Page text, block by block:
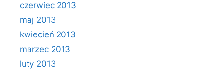
czerwiec 2013
maj 2013
kwiecień 2013
marzec 2013
luty 2013